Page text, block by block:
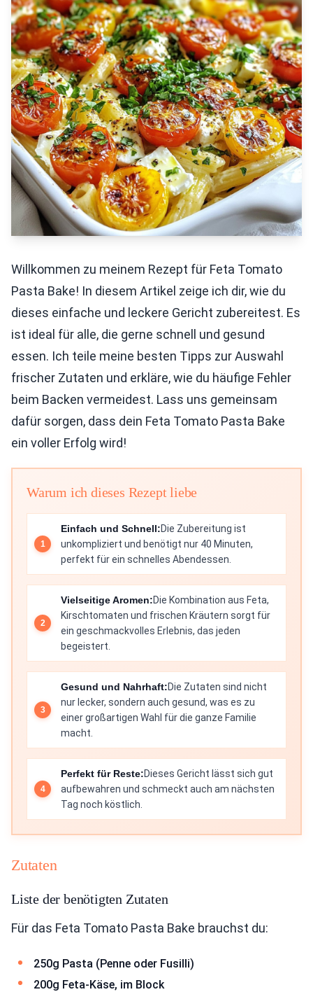
Willkommen zu meinem Rezept für Feta Tomato
Pasta Bake! In diesem Artikel zeige ich dir, wie du
dieses einfache und leckere Gericht zubereitest. Es
ist ideal für alle, die gerne schnell und gesund
essen. Ich teile meine besten Tipps zur Auswahl
frischer Zutaten und erkläre, wie du häufige Fehler
beim Backen vermeidest. Lass uns gemeinsam
dafür sorgen, dass dein Feta Tomato Pasta Bake
ein voller Erfolg wird!
Warum ich dieses Rezept liebe
Einfach und Schnell:Die Zubereitung ist
unkompliziert und benötigt nur 40 Minuten,
perfekt für ein schnelles Abendessen.
Vielseitige Aromen:Die Kombination aus Feta,
Kirschtomaten und frischen Kräutern sorgt für
ein geschmackvolles Erlebnis, das jeden
begeistert.
Gesund und Nahrhaft:Die Zutaten sind nicht
nur lecker, sondern auch gesund, was es zu
einer großartigen Wahl für die ganze Familie
macht.
Perfekt für Reste:Dieses Gericht lässt sich gut
aufbewahren und schmeckt auch am nächsten
Tag noch köstlich.
Zutaten
Liste der benötigten Zutaten
Für das Feta Tomato Pasta Bake brauchst du:
250g Pasta (Penne oder Fusilli)
200g Feta-Käse, im Block